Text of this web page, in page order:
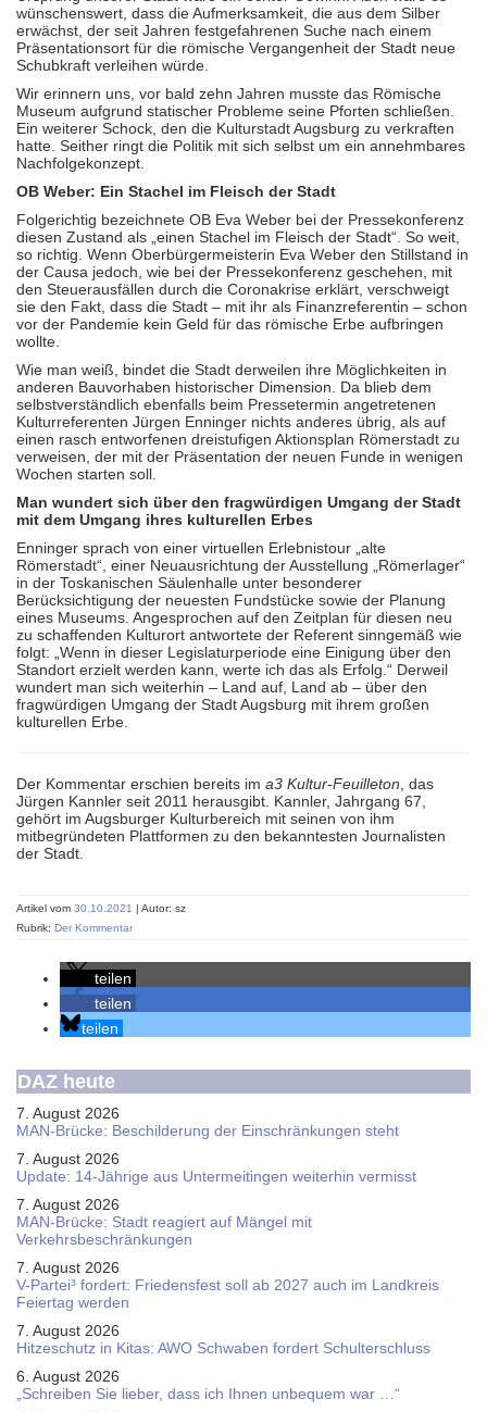
wünschenswert, dass die Aufmerksamkeit, die aus dem Silber
erwächst, der seit Jahren festgefahrenen Suche nach einem
Präsentationsort für die römische Vergangenheit der Stadt neue
Schubkraft verleihen würde.
Wir erinnern uns, vor bald zehn Jahren musste das Römische
Museum aufgrund statischer Probleme seine Pforten schließen.
Ein weiterer Schock, den die Kulturstadt Augsburg zu verkraften
hatte. Seither ringt die Politik mit sich selbst um ein annehmbares
Nachfolgekonzept.
OB Weber: Ein Stachel im Fleisch der Stadt
Folgerichtig bezeichnete OB Eva Weber bei der Pressekonferenz
diesen Zustand als „einen Stachel im Fleisch der Stadt“. So weit,
so richtig. Wenn Oberbürgermeisterin Eva Weber den Stillstand in
der Causa jedoch, wie bei der Pressekonferenz geschehen, mit
den Steuerausfällen durch die Coronakrise erklärt, verschweigt
sie den Fakt, dass die Stadt – mit ihr als Finanzreferentin – schon
vor der Pandemie kein Geld für das römische Erbe aufbringen
wollte.
Wie man weiß, bindet die Stadt derweilen ihre Möglichkeiten in
anderen Bauvorhaben historischer Dimension. Da blieb dem
selbstverständlich ebenfalls beim Pressetermin angetretenen
Kulturreferenten Jürgen Enninger nichts anderes übrig, als auf
einen rasch entworfenen dreistufigen Aktionsplan Römerstadt zu
verweisen, der mit der Präsentation der neuen Funde in wenigen
Wochen starten soll.
Man wundert sich über den fragwürdigen Umgang der Stadt
mit dem Umgang ihres kulturellen Erbes
Enninger sprach von einer virtuellen Erlebnistour „alte
Römerstadt“, einer Neuausrichtung der Ausstellung „Römerlager“
in der Toskanischen Säulenhalle unter besonderer
Berücksichtigung der neuesten Fundstücke sowie der Planung
eines Museums. Angesprochen auf den Zeitplan für diesen neu
zu schaffenden Kulturort antwortete der Referent sinngemäß wie
folgt: „Wenn in dieser Legislaturperiode eine Einigung über den
Standort erzielt werden kann, werte ich das als Erfolg.“ Derweil
wundert man sich weiterhin – Land auf, Land ab – über den
fragwürdigen Umgang der Stadt Augsburg mit ihrem großen
kulturellen Erbe.
Der Kommentar erschien bereits im a3 Kultur-Feuilleton , das
Jürgen Kannler seit 2011 herausgibt. Kannler, Jahrgang 67,
gehört im Augsburger Kulturbereich mit seinen von ihm
mitbegründeten Plattformen zu den bekanntesten Journalisten
der Stadt.
Artikel vom 30.10.2021 | Autor: sz
Rubrik: Der Kommentar
teilen
teilen
teilen
DAZ heute
7. August 2026
MAN-Brücke: Beschilderung der Einschränkungen steht
7. August 2026
Update: 14-Jährige aus Untermeitingen weiterhin vermisst
7. August 2026
MAN-Brücke: Stadt reagiert auf Mängel mit
Verkehrsbeschränkungen
7. August 2026
V-Partei­³ fordert: Friedens­fest soll ab 2027 auch im Land­kreis
Feier­tag werden
7. August 2026
Hitzeschutz in Kitas: AWO Schwaben fordert Schulterschluss
6. August 2026
„Schreiben Sie lieber, dass ich Ihnen unbequem war …“